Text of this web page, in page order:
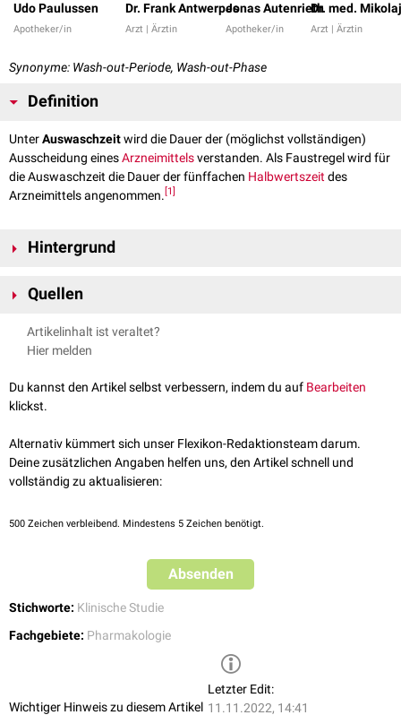
Udo Paulussen
Apotheker/in
Dr. Frank Antwerpes
Arzt | Ärztin
Jonas Autenrieth
Apotheker/in
Dr. med.
Arzt | Ärztin
Synonyme: Wash-out-Periode, Wash-out-Phase
Definition
UnterAuswaschzeitwird die Dauer der (möglichst vollständigen)
Ausscheidung einesArzneimittelsverstanden. Als Faustregel wird für
die Auswaschzeit die Dauer der fünffachen Halbwertszeitdes
Arzneimittels angenommen. 1
Hintergrund
mittelsCross-over-Technik
Beeinflussung durch Arzneimittel vermieden werden. Im Intervall kann
die Wirkung der vorangegangenen Behandlung abklingen.
Quellen
Artikelinhalt ist veraltet?
Hier melden
Du kannst den Artikel selbst verbessern, indem du auf Bearbeiten
klickst.
Alternativ kümmert sich unser Flexikon-Redaktionsteam darum.
Deine zusätzlichen Angaben helfen uns, den Artikel schnell und
vollständig zu aktualisieren:
500 Zeichen verbleibend. Mindestens 5 Zeichen benötigt.
Absenden
Stichworte: Klinische Studie
Fachgebiete: Pharmakologie
Wichtiger Hinweis zu diesem Artikel
Letzter Edit:
11.11.2022, 14:41